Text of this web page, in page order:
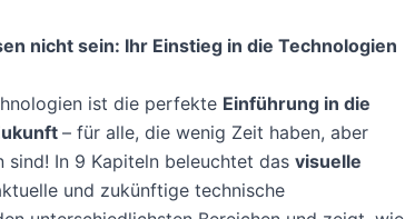
nicht sein: Ihr Einstieg in die Technologien
ist die perfekte Einführung in die
– für alle, die wenig Zeit haben, aber
sind! In 9 Kapiteln beleuchtet das visuelle
und zukünftige technische